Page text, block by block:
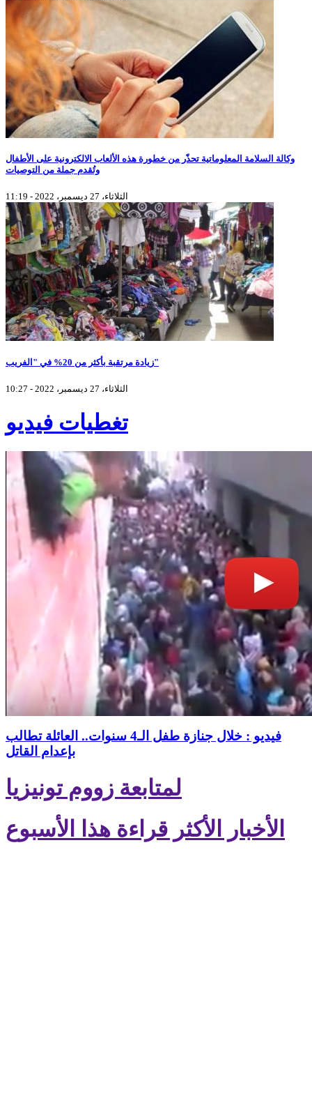
وكالة السلامة المعلوماتية تحذّر من خطورة هذه الألعاب الالكترونية على الأطفال
وتُقدم جملة من التوصيات
الثلاثاء، 27 ديسمبر، 2022 - 11:19
زيادة مرتقبة بأكثر من 20% في "الفريب"
الثلاثاء، 27 ديسمبر، 2022 - 10:27
تغطيات فيديو
فيديو : خلال جنازة طفل الـ4 سنوات.. العائلة تطالب
بإعدام القاتل
لمتابعة زووم تونيزيا
الأخبار الأكثر قراءة هذا الأسبوع